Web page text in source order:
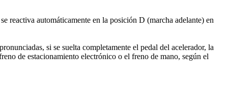
reactiva automáticamente en la posición D (marcha adelante) en
si se suelta completamente el pedal del acelerador, la
de estacionamiento electrónico o el freno de mano, según el